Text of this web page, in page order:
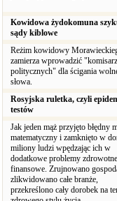
Kowidowa żydokomuna
sądy kiblowe
Reżim kowidowy
zamierza wprowadzić
politycznych" dla ścigania
słowa.
Rosyjska ruletka, czyli
testów
Jak jeden mąż przyjęto błędny
matematyczny i zamknięto w
miliony ludzi wpędzając ich w
dodatkowe problemy
finansowe. Zrujnowano
zlikwidowano całe branże,
przekreślono cały dorobek na